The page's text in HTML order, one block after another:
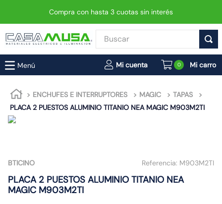
Compra con hasta 3 cuotas sin interés
Buscar
0
ENCHUFES E INTERRUPTORES MAGIC
TAPAS
PLACA 2 PUESTOS ALUMINIO TITANIO NEA MAGIC M903M2TI
BTICINO Referencia: M903M2TI
PLACA 2 PUESTOS ALUMINIO TITANIO NEA
MAGIC M903M2TI
TÉRMINOS MÁS BUSCADOS
1.
interruptor
2.
enchufe
3.
luminaria vial led neo
matixgo
7.
foco led